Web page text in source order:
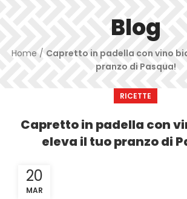
Blog
Home / Capretto in padella con vino
pranzo di Pasqua!
RICETTE
Capretto in padella con
eleva il tuo pranzo di
20
MAR